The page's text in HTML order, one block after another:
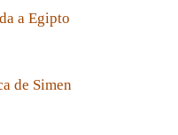
a Egipto
de Simen